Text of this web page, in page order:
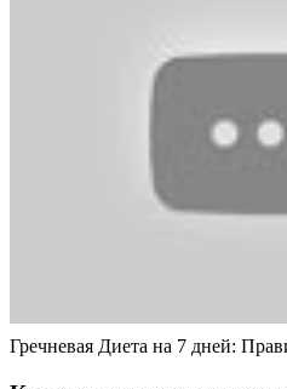
Гречневая Диета на 7 дней: